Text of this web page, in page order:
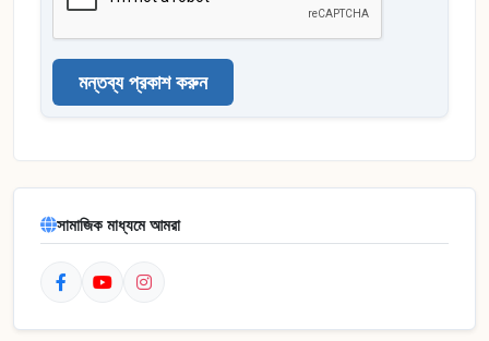
মন্তব্য প্রকাশ করুন
সামাজিক মাধ্যমে আমরা